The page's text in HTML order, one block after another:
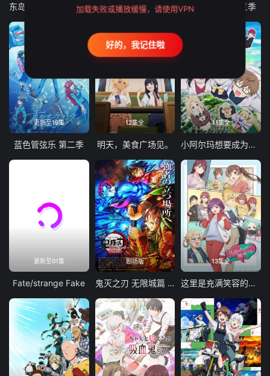
东岛丹三郎想成为假面骑士 古诺希亚 致不灭的你 第三季
更新至19集
蓝色管弦乐 第二季
12集全
明天，美食广场见。
11集全
小阿尔玛想要成为家人
更新至01集
Fate/strange Fake
剧场版
鬼灭之刃 无限城篇 第一章 猗窝座再袭
13集全
这里是充满笑容的职场。
加载失败或播放缓慢，请使用VPN
好的，我记住啦